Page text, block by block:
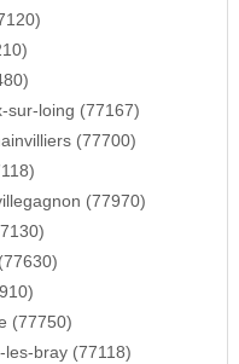
sur-loing (77167)
(77700)
(77970)
(77750)
les-bray (77118)